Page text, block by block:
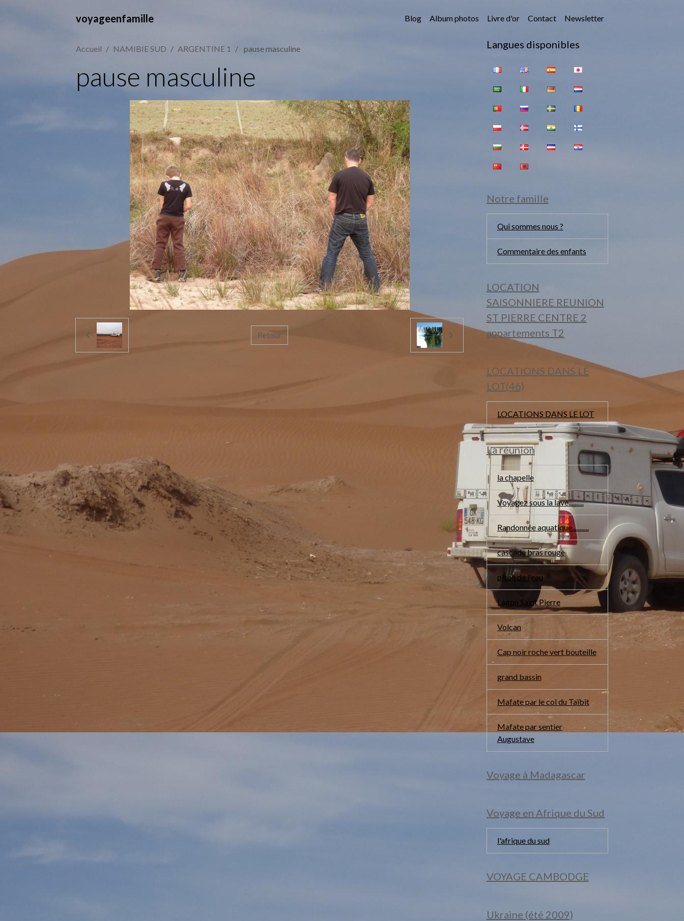
voyageenfamille Blog Album photos Livre d'or Contact Newsletter
Accueil NAMIBIE SUD ARGENTINE 1 pause masculine
pause masculine
Retour
Langues disponibles
Notre famille
Qui sommes nous ?
Commentaire des enfants
LOCATION
SAISONNIERE REUNION
ST PIERRE CENTRE 2
appartements T2
LOCATIONS DANS LE
LOT(46)
LOCATIONS DANS LE LOT
La réunion
la chapelle
Voyagez sous la lave..........
Randonnée aquatique...........
cascade bras rouge
piton de l'eau
Lagon Saint Pierre
Volcan
Cap noir roche vert bouteille
grand bassin
Mafate par le col du Taïbit
Mafate par sentier
Augustave
Voyage à Madagascar
Voyage en Afrique du Sud
l'afrique du sud
VOYAGE CAMBODGE
Ukraine (été 2009)